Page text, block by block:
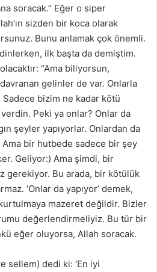
soracak.” Eğer o siper
sizden bir koca olarak
Bunu anlamak çok önemli.
ilk başta da demiştim.
“Ama biliyorsun,
gelinler de var. Onlarla
bizim ne kadar kötü
Peki ya onlar? Onlar da
şeyler yapıyorlar. Onlardan da
bir hutbede sadece bir şey
Geliyor:) Ama şimdi, bir
gerekiyor. Bu arada, bir kötülük
‘Onlar da yapıyor’ demek,
mazeret değildir. Bizler
değerlendirmeliyiz. Bu tür bir
eğer oluyorsa, Allah soracak.
sellem) dedi ki: ‘En iyi